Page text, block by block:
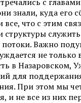
знали, куда его
что с этим
структуры
Важно
не только
в Назаровском,
для
При этом мы
не все из них